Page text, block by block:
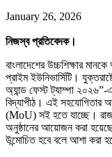
January 26, 2026
নিজস্ব প্রতিবেদক।
বাংলাদেশের উচ্চশিক্ষার
প্রাইম ইউনিভার্সিটি।
অ্যান্ড ফেস্ট ট্যাম্পা ২০২৬”-
বিদ্যাপীঠ। এই সহযোগিতার
(MoU) সই হতে যাচ্ছে।
অনুষ্ঠানের আয়োজন করা
উন্মোচিত হবে বলে আশা করা